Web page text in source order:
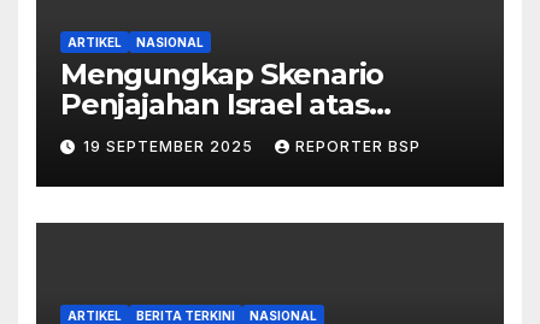
ARTIKEL NASIONAL
Mengungkap Skenario
Penjajahan Israel atas
Palestina dalam Buku Ilan
Pappé
19 SEPTEMBER 2025 REPORTER BSP
ARTIKEL BERITA TERKINI NASIONAL